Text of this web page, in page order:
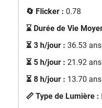
🔄 Flicker : 0.78
⌛ Durée de Vie
⏳ 3 h/jour : 36.53 ans
⏳ 5 h/jour : 21.92 ans
⏳ 8 h/jour : 13.70 ans
📏 Type de Lumière :